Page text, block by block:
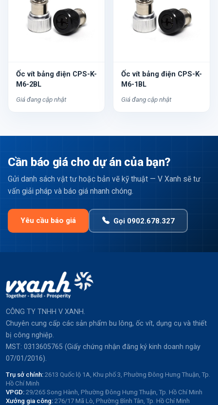
Ốc vít bảng điện CPS-K-
M6-2BL
Giá đang cập nhật
Ốc vít bảng điện CPS-K-
M6-1BL
Giá đang cập nhật
Cần báo giá cho dự án của bạn?
Gửi danh sách vật tư hoặc bản vẽ kỹ thuật — V Xanh sẽ tư
vấn giải pháp và báo giá nhanh chóng.
Yêu cầu báo giá Gọi 0902.678.327
CÔNG TY TNHH V XANH.
Chuyên cung cấp các sản phẩm bu lông, ốc vít, dụng cụ và thiết
bị công nghiệp.
MST: 0313605765 (Giấy chứng nhận đăng ký kinh doanh ngày
07/01/2016).
Trụ sở chính: 2613 Quốc lộ 1A, Khu phố 3, Phường Đông Hưng Thuận, Tp.
Hồ Chí Minh
VPGD: 29/265 Song Hành, Phường Đông Hưng Thuận, Tp. Hồ Chí Minh
Xưởng gia công: 276/17 Mã Lò, Phường Bình Tân, Tp. Hồ Chí Minh